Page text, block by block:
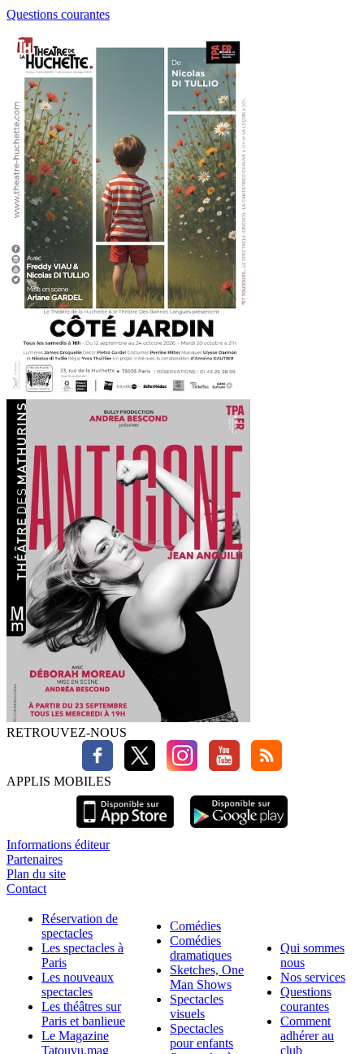
Questions courantes
RETROUVEZ-NOUS
APPLIS MOBILES
Informations éditeur
Partenaires
Plan du site
Contact
Réservation de
spectacles
Les spectacles à
Paris
Les nouveaux
spectacles
Les théâtres sur
Paris et banlieue
Le Magazine
Tatouvu.mag
Comédies
Comédies
dramatiques
Sketches, One
Man Shows
Spectacles
visuels
Spectacles
pour enfants
Qui sommes
nous
Nos services
Questions
courantes
Comment
adhérer au
club